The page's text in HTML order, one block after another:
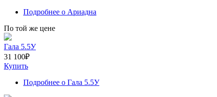
Подробнее о Ариадна
По той же цене
Гала 5.5У
31 100₽
Купить
Подробнее о Гала 5.5У